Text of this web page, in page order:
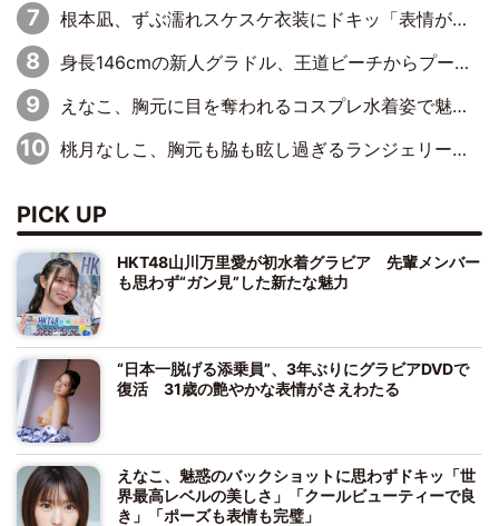
根本凪、ずぶ濡れスケスケ衣装にドキッ「表情が良過ぎる」「ねもちゃんの眼差しにドキドキが止まらない」
身長146cmの新人グラドル、王道ビーチからプールサイドそしてゴールドビキニまで…DVDデビュー作で躍動
えなこ、胸元に目を奪われるコスプレ水着姿で魅了「群を抜く美しさと華やかさ」「えなこりんの千咲は破壊力がスゴい」
桃月なしこ、胸元も脇も眩し過ぎるランジェリー＆ビキニ姿を披露「なしこたそ最強」「セクシーでゴージャスで大きなボリューム」
PICK UP
HKT48山川万里愛が初水着グラビア 先輩メンバー
も思わず“ガン見”した新たな魅力
“日本一脱げる添乗員”、3年ぶりにグラビアDVDで
復活 31歳の艶やかな表情がさえわたる
えなこ、魅惑のバックショットに思わずドキッ「世
界最高レベルの美しさ」「クールビューティーで良
き」「ポーズも表情も完璧」